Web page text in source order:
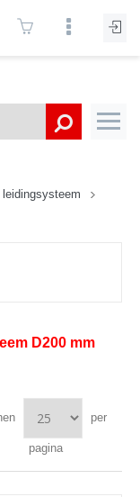
D200 mm
per
pagina